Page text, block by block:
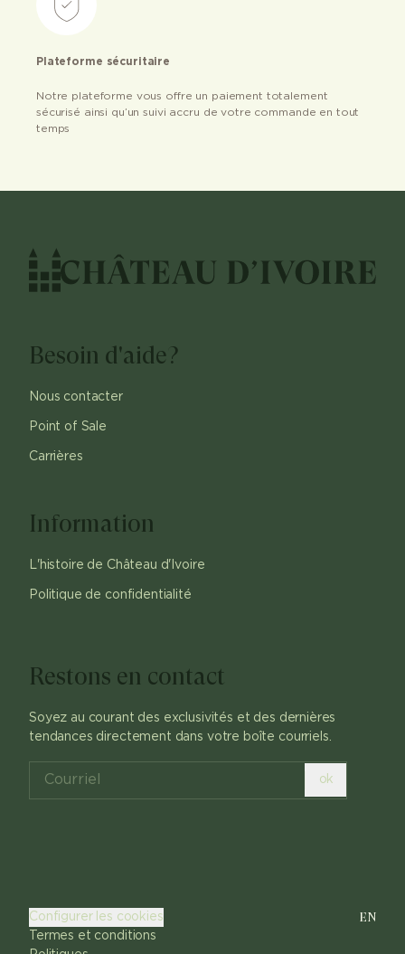
Plateforme sécuritaire
Notre plateforme vous offre un paiement totalement
sécurisé ainsi qu’un suivi accru de votre commande en tout
temps
Besoin d'aide?
Nous contacter
Point of Sale
Carrières
Information
L'histoire de Château d'Ivoire
Politique de confidentialité
Restons en contact
Soyez au courant des exclusivités et des dernières
tendances directement dans votre boîte courriels.
ok
Configurer les cookies
Termes et conditions
EN